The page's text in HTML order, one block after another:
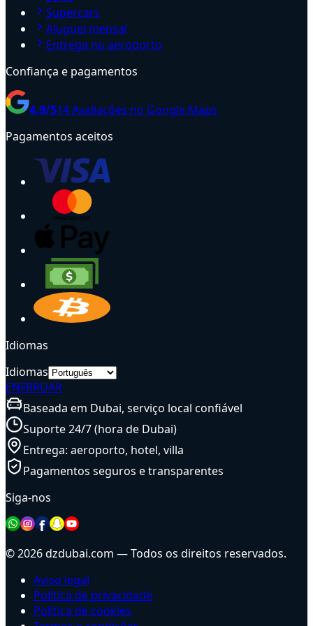
Supercars
Aluguel mensal
Entrega no aeroporto
Confiança e pagamentos
4.9/514Avaliações no Google Maps
Pagamentos aceitos
Idiomas
Idiomas
ENFRRUAR
Baseada em Dubai, serviço local confiável
Suporte 24/7 (hora de Dubai)
Entrega: aeroporto, hotel, villa
Pagamentos seguros e transparentes
Siga-nos
© 2026 dzdubai.com — Todos os direitos reservados.
Aviso legal
Política de privacidade
Política de cookies